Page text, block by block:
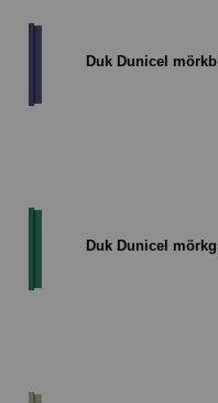
Duk Dunicel
Duk Dunicel